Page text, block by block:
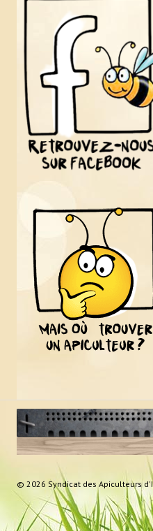
© 2026 Syndicat des Apiculteurs